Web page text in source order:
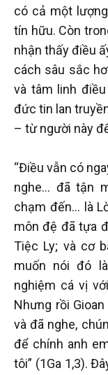
có cả một
tín hữu. Còn
nhận thấy điều
cách sâu sắc
và tâm linh
đức tin lan
– từ người này
“Điều vẫn có
nghe… đã tận
chạm đến… là
môn đệ đã tựa
Tiệc Ly; và cơ
muốn nói đó
nghiệm cá vị
Nhưng rồi
và đã nghe,
để chính anh
tôi” (1Ga 1,3).